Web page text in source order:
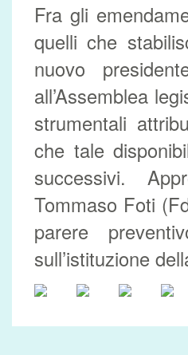
Fra gli
quelli che
nuovo
all’Assemblea
strumentali
che tale
successivi.
Tommaso Foti
parere
sull’istituzione